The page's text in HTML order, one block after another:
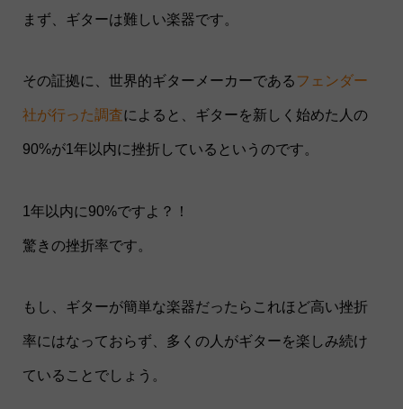
まず、ギターは難しい楽器です。
その証拠に、世界的ギターメーカーである フェンダー
社が行った調査によると、ギターを新しく始めた人の
90%が1年以内に挫折しているというのです。
1年以内に90%ですよ？！
驚きの挫折率です。
もし、ギターが簡単な楽器だったらこれほど高い挫折
率にはなっておらず、多くの人がギターを楽しみ続け
ていることでしょう。